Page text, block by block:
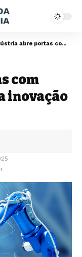
abre portas com bolsas atrativas para inovação e tecnologia
com
inovação